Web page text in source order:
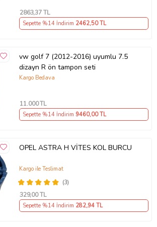
2863,37 TL
Sepette %14 İndirim 2462,50 TL
vw golf 7 (2012-2016) uyumlu 7.5
dizayn R ön tampon seti
Kargo Bedava
11.000TL
Sepette %14 İndirim 9460,00 TL
OPEL ASTRA H VİTES KOL BURCU
(3)
Kargo ile Teslimat
329,00 TL
Sepette %14 İndirim 282,94 TL